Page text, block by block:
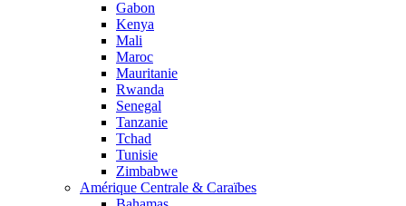
Gabon
Kenya
Mali
Maroc
Mauritanie
Rwanda
Senegal
Tanzanie
Tchad
Tunisie
Zimbabwe
Amérique Centrale & Caraïbes